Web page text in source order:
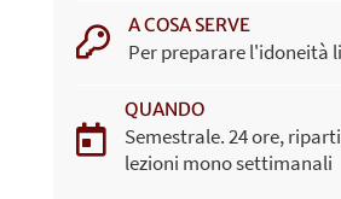
A COSA SERVE
Per preparare l'idoneità
QUANDO
Semestrale. 24 ore,
lezioni mono settimanali